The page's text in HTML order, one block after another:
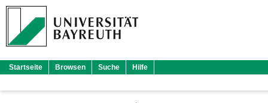
Startseite Browsen Suche Hilfe